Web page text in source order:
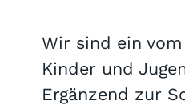
Wir sind ein
Kinder und
Ergänzend zur